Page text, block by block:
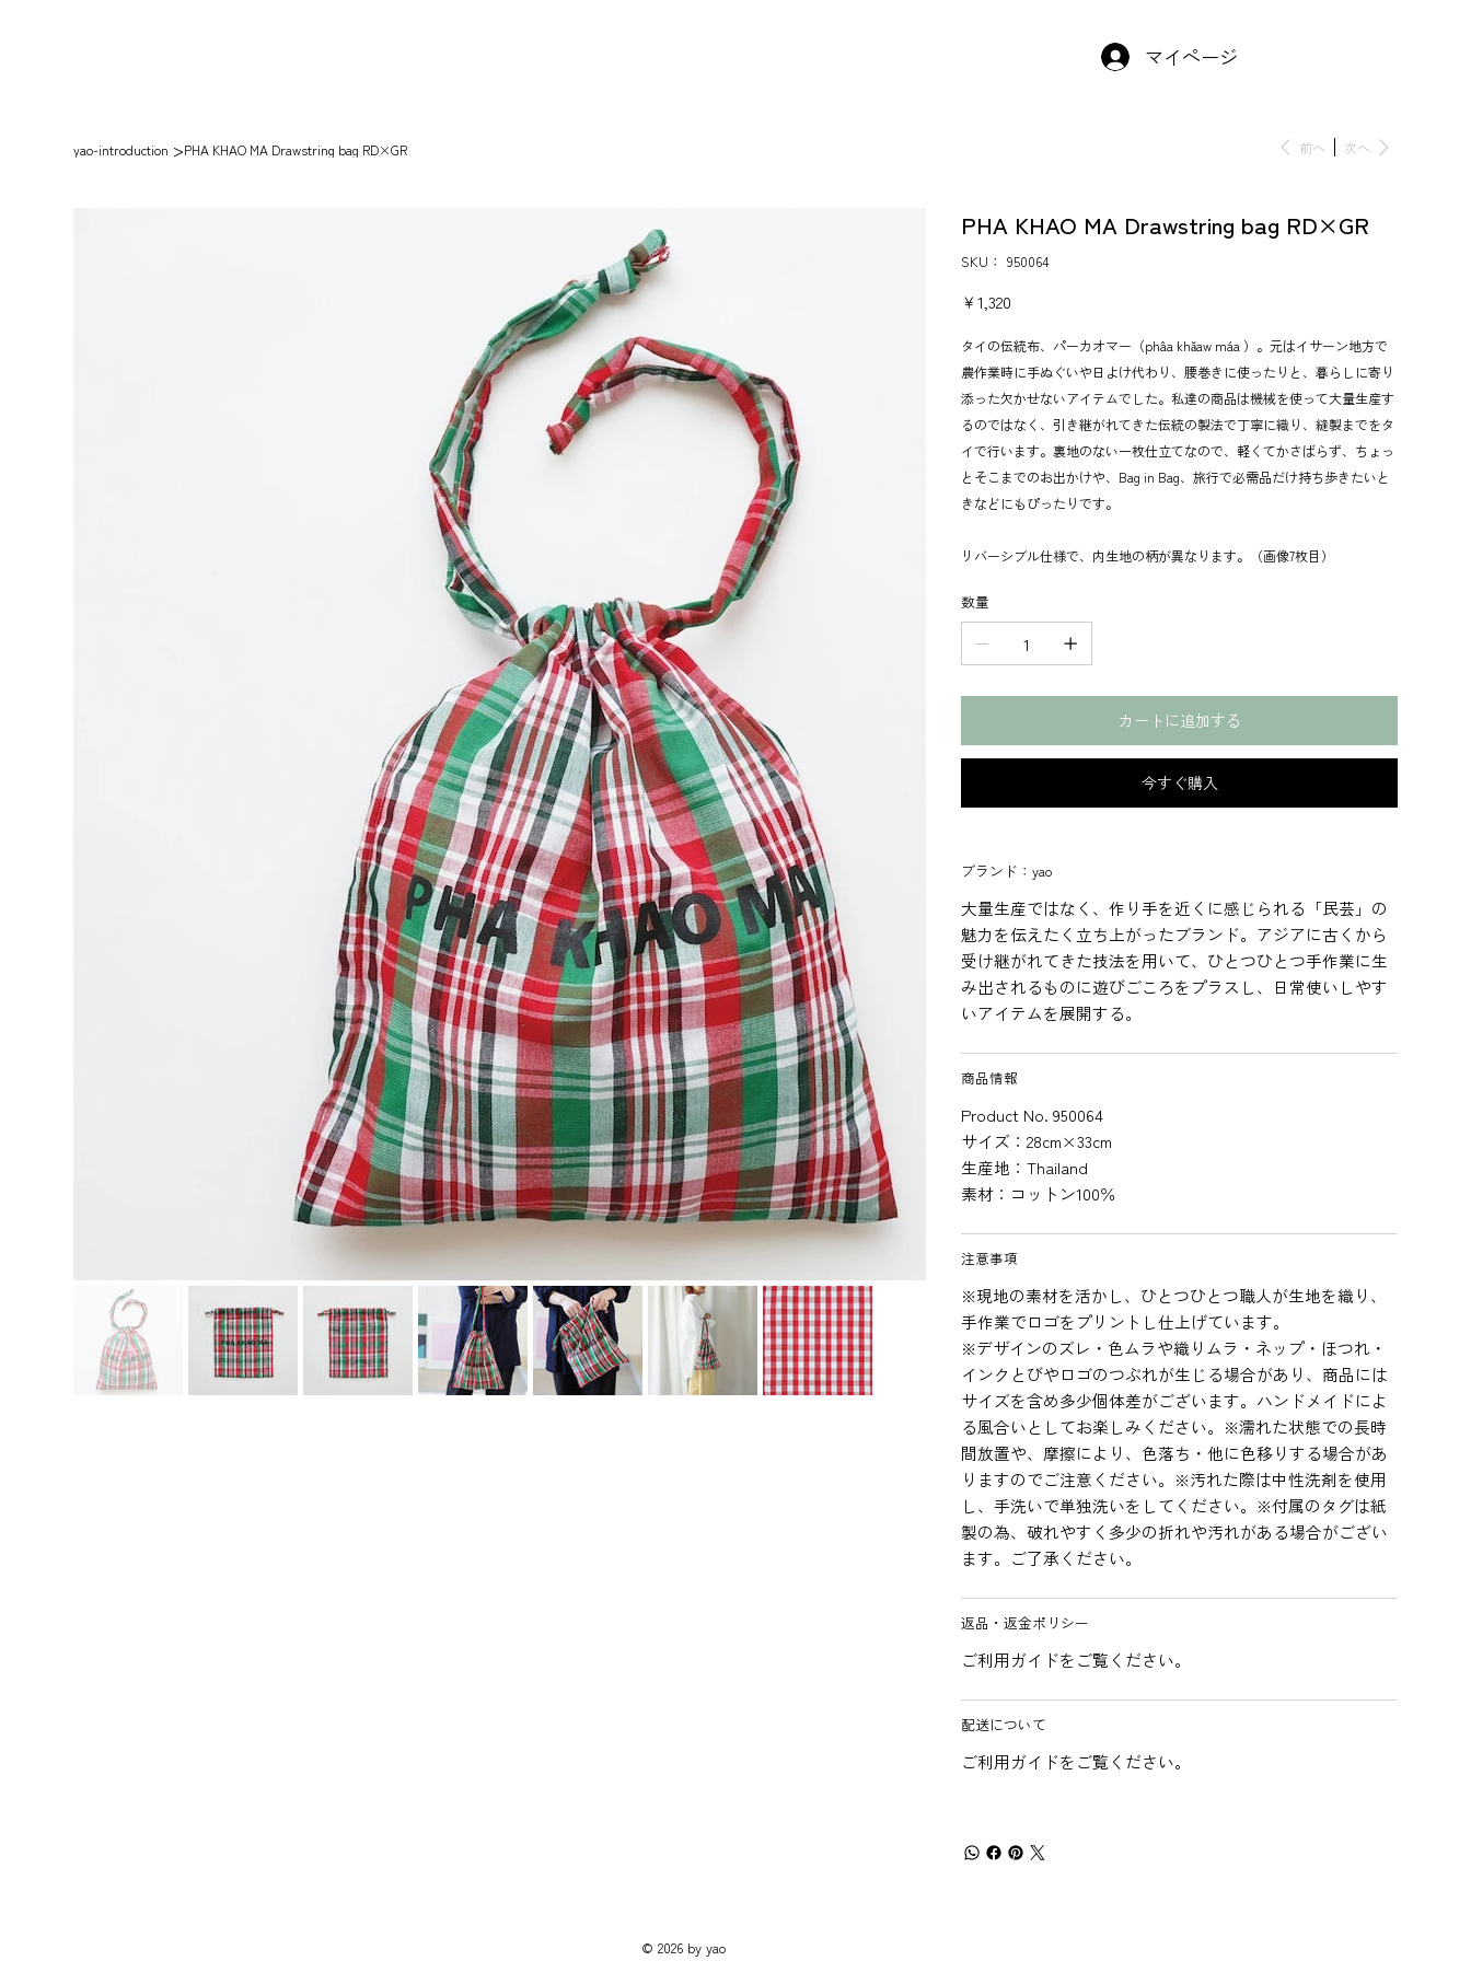
マイページ
yao-introduction >PHA KHAO MA Drawstring bag RD×GR 前へ 次へ
PHA KHAO MA Drawstring bag RD×GR
SKU：
SKU：
950064
950064
価
格
￥1,320
タイの伝統布、パーカオマー（phâa khǎaw máa ）。元はイサーン地方で
農作業時に手ぬぐいや日よけ代わり、腰巻きに使ったりと、暮らしに寄り
添った欠かせないアイテムでした。私達の商品は機械を使って大量生産す
るのではなく、引き継がれてきた伝統の製法で丁寧に織り、縫製までをタ
イで行います。裏地のない一枚仕立てなので、軽くてかさばらず、ちょっ
とそこまでのお出かけや、Bag in Bag、旅行で必需品だけ持ち歩きたいと
きなどにもぴったりです。
リバーシブル仕様で、内生地の柄が異なります。（画像7枚目）
数量
カートに追加する
今すぐ購入
ブランド：yao
大量生産ではなく、作り手を近くに感じられる「民芸」の
魅力を伝えたく立ち上がったブランド。アジアに古くから
受け継がれてきた技法を用いて、ひとつひとつ手作業に生
み出されるものに遊びごころをプラスし、日常使いしやす
いアイテムを展開する。
商品情報
Product No. 950064
サイズ：28cm×33cm
生産地：Thailand
素材：コットン100％
注意事項
※現地の素材を活かし、ひとつひとつ職人が生地を織り、
手作業でロゴをプリントし仕上げています。
※デザインのズレ・色ムラや織りムラ・ネップ・ほつれ・
インクとびやロゴのつぶれが生じる場合があり、商品には
サイズを含め多少個体差がございます。ハンドメイドによ
る風合いとしてお楽しみください。※濡れた状態での長時
間放置や、摩擦により、色落ち・他に色移りする場合があ
りますのでご注意ください。※汚れた際は中性洗剤を使用
し、手洗いで単独洗いをしてください。※付属のタグは紙
製の為、破れやすく多少の折れや汚れがある場合がござい
ます。ご了承ください。
返品・返金ポリシー
ご利用ガイドをご覧ください。
配送について
ご利用ガイドをご覧ください。
© 2026 by yao